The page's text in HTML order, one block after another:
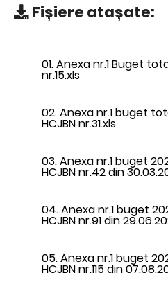
Fișiere atașate:
01. Anexa nr.1 Buget
nr.15.xls
02. Anexa nr.1 buget
HCJBN nr.31.xls
03. Anexa nr.1 buget
HCJBN nr.42 din
04. Anexa nr.1 buget
HCJBN nr.91 din
05. Anexa nr.1 buget
HCJBN nr.115 din